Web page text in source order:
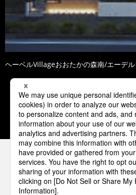
ヘーベルVillageおおたかの森南/エーデル
1 2 3 4
パナソニックの電気設備